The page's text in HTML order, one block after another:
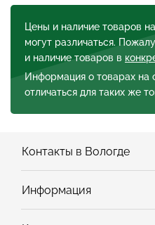
Цены и наличие товаров
могут различаться.
и наличие товаров в
Информация о товарах на
отличаться для таких же
Контакты в Вологде
Информация